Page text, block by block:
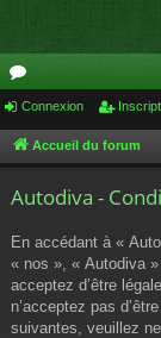
or
u
Connexion
Accueil du forum
Autodiva -
En accédant à «
« nos », « Autodiva
acceptez d’être
n’acceptez pas
suivantes, veuillez